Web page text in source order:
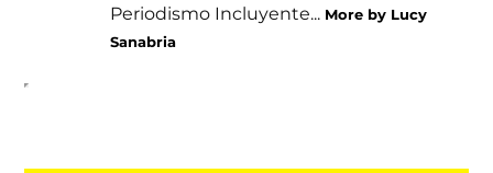
Periodismo Incluyente... More by Lucy
Sanabria